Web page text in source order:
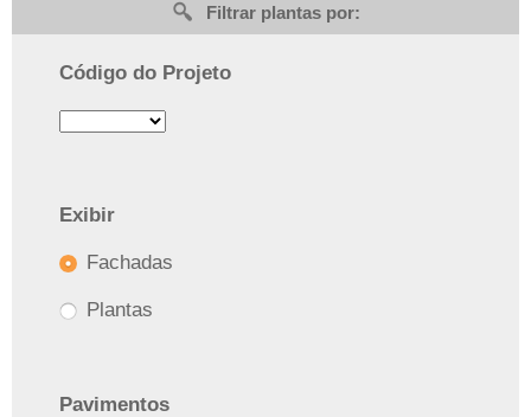
Filtrar plantas por:
Código do Projeto
Exibir
Fachadas
Plantas
Pavimentos